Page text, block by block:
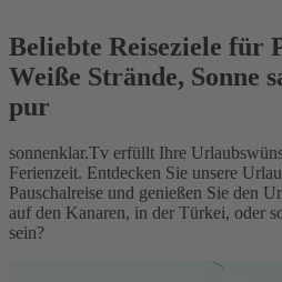
Beliebte Reiseziele für
Weiße Strände, Sonne
pur
sonnenklar.Tv erfüllt Ihre
Ferienzeit. Entdecken Sie unsere
Pauschalreise und genießen Sie den
auf den Kanaren, in der Türkei, oder
sein?